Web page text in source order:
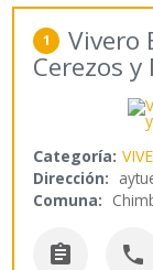
1 Vivero
Cerezos
Categoría:
Dirección:
Comuna:
 